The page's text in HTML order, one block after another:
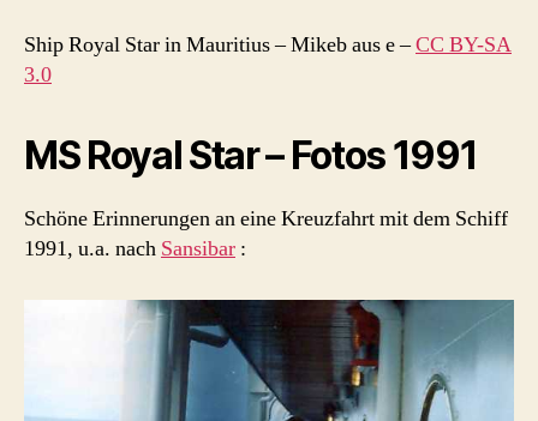
Ship Royal Star in Mauritius–Mikeb aus e–CC BY-SA
3.0
MS Royal Star – Fotos 1991
Schöne Erinnerungen an eine Kreuzfahrt mit dem Schiff
1991, u.a. nach Sansibar :